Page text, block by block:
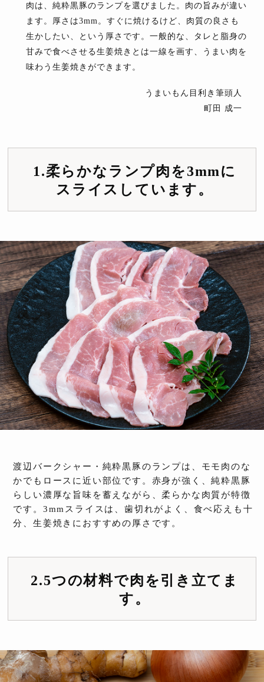
肉は、純粋黒豚のランプを選びました。肉の旨みが違い
ます。厚さは3mm。すぐに焼けるけど、肉質の良さも
生かしたい、という厚さです。一般的な、タレと脂身の
甘みで食べさせる生姜焼きとは一線を画す、うまい肉を
味わう生姜焼きができます。
うまいもん目利き筆頭人
町田 成一
1.柔らかなランプ肉を3mmに
スライスしています。
渡辺バークシャー・純粋黒豚のランプは、モモ肉のな
かでもロースに近い部位です。赤身が強く、純粋黒豚
らしい濃厚な旨味を蓄えながら、柔らかな肉質が特徴
です。3mmスライスは、歯切れがよく、食べ応えも十
分、生姜焼きにおすすめの厚さです。
2.5つの材料で肉を引き立てま
す。